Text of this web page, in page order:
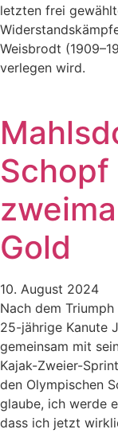
letzten frei
Weisbrodt
verlegen wird.
Gold
10. August 2024
Nach dem
25-jährige Kanute
gemeinsam mit
Kajak-Zweier-
den Olympischen
glaube, ich werde
dass ich jetzt